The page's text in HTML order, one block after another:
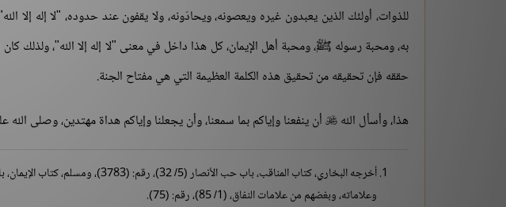
للذوات، أولئك الذين يعبدون غيره ويعصونه، ويحادّونه، ولا يقفون عند حدوده، "لا إله إلا
به، ومحبة رسوله ﷺ، ومحبة أهل الإيمان، كل هذا داخل في معنى "لا إله إلا الله"، ولذلك كان
حققه فإن تحقيقه من تحقيق هذه الكلمة العظيمة التي هي مفتاح الجنة.
هذا، وأسأل الله  أن ينفعنا وإياكم بما سمعنا، وأن يجعلنا وإياكم هداة مهتدين، وصلى
أخرجه البخاري، كتاب المناقب، باب حب الأنصار (5/ 32)، رقم: (3783)، ومسلم، كتاب الإيمان، باب الدليل على أن حب الأنصارِ وعليٍّ
وعلاماته، وبغضهم من علامات النفاق، (1/ 85)، رقم: (75).